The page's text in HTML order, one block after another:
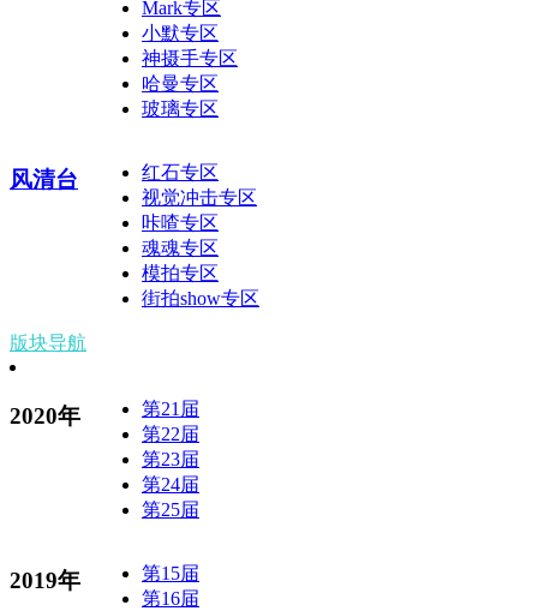
Mark专区
小默专区
神摄手专区
哈曼专区
玻璃专区
风清台
红石专区
视觉冲击专区
咔喳专区
魂魂专区
模拍专区
街拍show专区
版块导航
2020年
第21届
第22届
第23届
第24届
第25届
2019年
第15届
第16届